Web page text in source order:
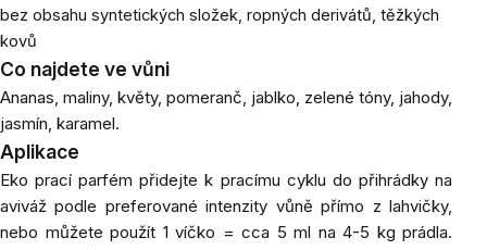
bez obsahu syntetických složek, ropných derivátů, těžkých
kovů
Co najdete ve vůni
Ananas, maliny, květy, pomeranč, jablko, zelené tóny, jahody,
jasmín, karamel.
Aplikace
Eko prací parfém přidejte k pracímu cyklu do přihrádky na
aviváž podle preferované intenzity vůně přímo z lahvičky,
nebo můžete použít 1 víčko = cca 5 ml na 4-5 kg prádla.